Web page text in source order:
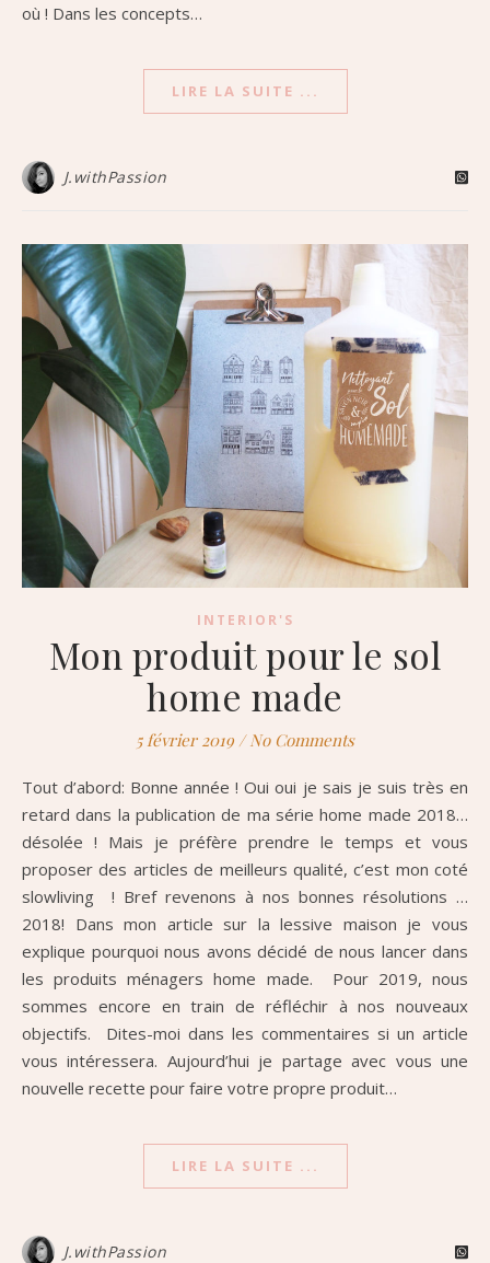
où ! Dans les concepts…
LIRE LA SUITE ...
J.withPassion
INTERIOR'S
Mon produit pour le sol
home made
5 février 2019 / No Comments
Tout d’abord: Bonne année ! Oui oui je sais je suis très en
retard dans la publication de ma série home made 2018…
désolée ! Mais je préfère prendre le temps et vous
proposer des articles de meilleurs qualité, c’est mon coté
slowliving ! Bref revenons à nos bonnes résolutions …
2018! Dans mon article sur la lessive maison je vous
explique pourquoi nous avons décidé de nous lancer dans
les produits ménagers home made. Pour 2019, nous
sommes encore en train de réfléchir à nos nouveaux
objectifs. Dites-moi dans les commentaires si un article
vous intéressera. Aujourd’hui je partage avec vous une
nouvelle recette pour faire votre propre produit…
LIRE LA SUITE ...
J.withPassion